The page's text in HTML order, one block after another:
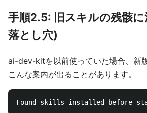
手順2.5: 旧スキルの残骸
落とし穴)
ai-dev-kitを以前使っていた場合、新
こんな案内が出ることがあります。